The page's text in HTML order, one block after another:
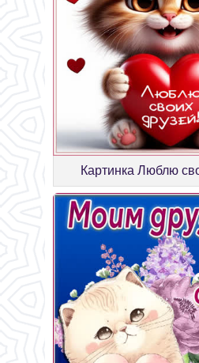
Картинка Люблю